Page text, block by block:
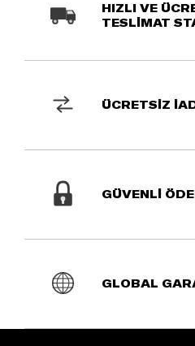
HIZLI VE
TESLİMAT
ÜCRETSİZ
GÜVENLİ
GLOBAL